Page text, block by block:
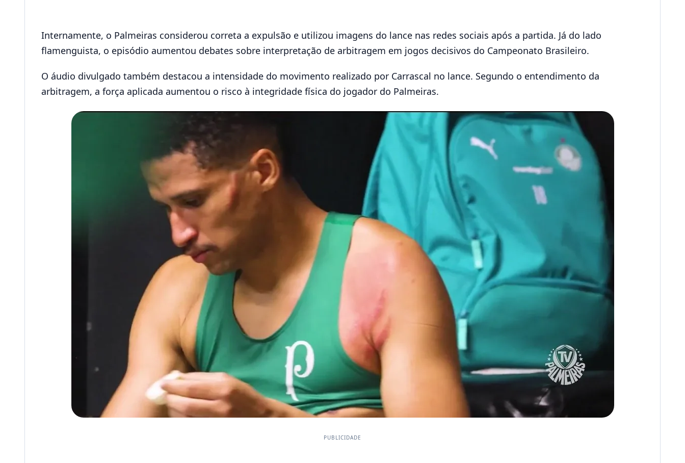
Internamente, o Palmeiras considerou correta a expulsão e utilizou imagens do lance nas redes sociais após a partida. Já do lado
flamenguista, o episódio aumentou debates sobre interpretação de arbitragem em jogos decisivos do Campeonato Brasileiro.
O áudio divulgado também destacou a intensidade do movimento realizado por Carrascal no lance. Segundo o entendimento da
arbitragem, a força aplicada aumentou o risco à integridade física do jogador do Palmeiras.
PUBLICIDADE